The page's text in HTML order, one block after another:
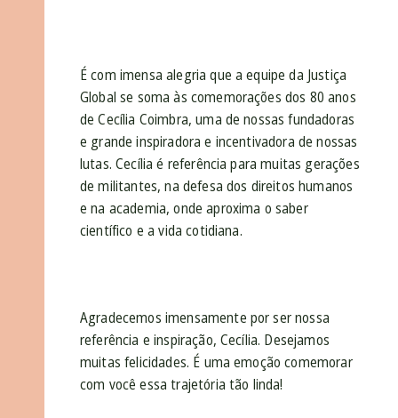
É com imensa alegria que a equipe da Justiça
Global se soma às comemorações dos 80 anos
de Cecília Coimbra, uma de nossas fundadoras
e grande inspiradora e incentivadora de nossas
lutas. Cecília é referência para muitas gerações
de militantes, na defesa dos direitos humanos
e na academia, onde aproxima o saber
científico e a vida cotidiana.
Agradecemos imensamente por ser nossa
referência e inspiração, Cecília. Desejamos
muitas felicidades. É uma emoção comemorar
com você essa trajetória tão linda!